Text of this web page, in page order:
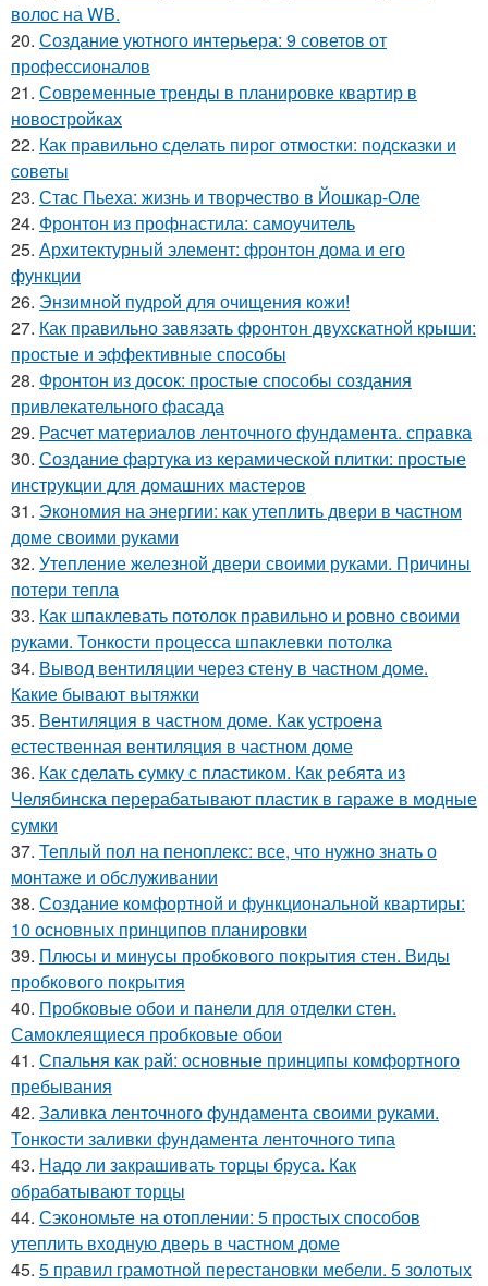
волос на WB.
20. Создание уютного интерьера: 9 советов от
профессионалов
21. Современные тренды в планировке квартир в
новостройках
22. Как правильно сделать пирог отмостки: подсказки и
советы
23. Стас Пьеха: жизнь и творчество в Йошкар-Оле
24. Фронтон из профнастила: самоучитель
25. Архитектурный элемент: фронтон дома и его
функции
26. Энзимной пудрой для очищения кожи!
27. Как правильно завязать фронтон двухскатной крыши:
простые и эффективные способы
28. Фронтон из досок: простые способы создания
привлекательного фасада
29. Расчет материалов ленточного фундамента. справка
30. Создание фартука из керамической плитки: простые
инструкции для домашних мастеров
31. Экономия на энергии: как утеплить двери в частном
доме своими руками
32. Утепление железной двери своими руками. Причины
потери тепла
33. Как шпаклевать потолок правильно и ровно своими
руками. Тонкости процесса шпаклевки потолка
34. Вывод вентиляции через стену в частном доме.
Какие бывают вытяжки
35. Вентиляция в частном доме. Как устроена
естественная вентиляция в частном доме
36. Как сделать сумку с пластиком. Как ребята из
Челябинска перерабатывают пластик в гараже в модные
сумки
37. Теплый пол на пеноплекс: все, что нужно знать о
монтаже и обслуживании
38. Создание комфортной и функциональной квартиры:
10 основных принципов планировки
39. Плюсы и минусы пробкового покрытия стен. Виды
пробкового покрытия
40. Пробковые обои и панели для отделки стен.
Самоклеящиеся пробковые обои
41. Спальня как рай: основные принципы комфортного
пребывания
42. Заливка ленточного фундамента своими руками.
Тонкости заливки фундамента ленточного типа
43. Надо ли закрашивать торцы бруса. Как
обрабатывают торцы
44. Сэкономьте на отоплении: 5 простых способов
утеплить входную дверь в частном доме
45. 5 правил грамотной перестановки мебели. 5 золотых